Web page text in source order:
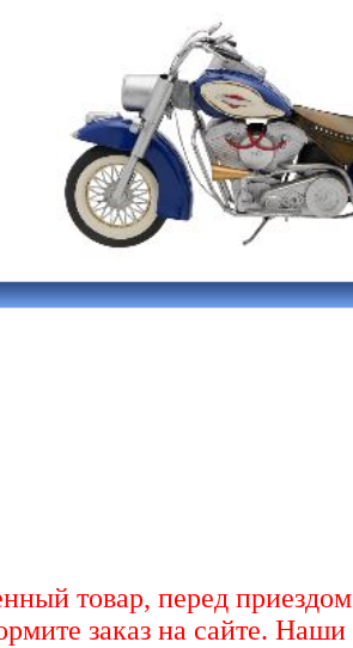
товар, перед приездом
заказ на сайте. Наши